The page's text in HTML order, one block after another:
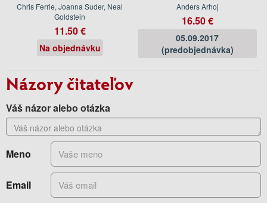
Chris Ferrie, Joanna Suder, Neal
Goldstein
11.50 €
Na objednávku
Anders Arhoj
16.50 €
05.09.2017
(predobjednávka)
Názory čitateľov
Váš názor alebo otázka
Meno
Email